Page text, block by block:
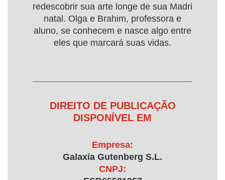
redescobrir sua arte longe de sua Madri
natal. Olga e Brahim, professora e
aluno, se conhecem e nasce algo entre
eles que marcará suas vidas.
DIREITO DE PUBLICAÇÃO
DISPONÍVEL EM
Empresa:
Galaxia Gutenberg S.L.
CNPJ: